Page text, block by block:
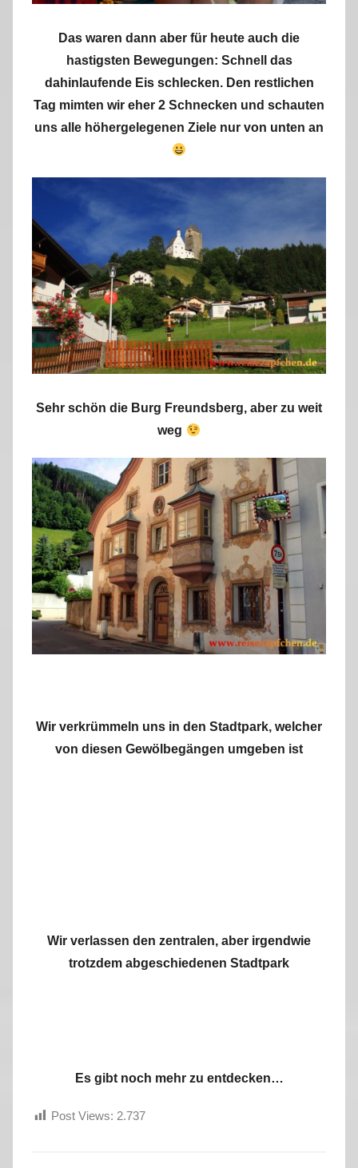
Das waren dann aber für heute auch die
hastigsten Bewegungen: Schnell das
dahinlaufende Eis schlecken. Den restlichen
Tag mimten wir eher 2 Schnecken und schauten
uns alle höhergelegenen Ziele nur von unten an
Sehr schön die Burg Freundsberg, aber zu weit
weg
Wir verkrümmeln uns in den Stadtpark, welcher
von diesen Gewölbegängen umgeben ist
Wir verlassen den zentralen, aber irgendwie
trotzdem abgeschiedenen Stadtpark
Es gibt noch mehr zu entdecken…
Post Views: 2.737